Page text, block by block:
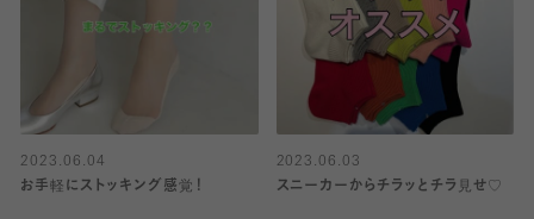
2023.06.04
お手軽にストッキング感覚！
2023.06.03
スニーカーからチラッとチラ見せ♡